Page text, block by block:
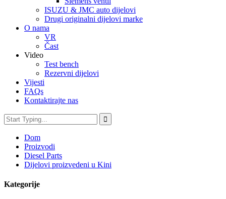
ISUZU & JMC auto dijelovi
Drugi originalni dijelovi marke
O nama
VR
Čast
Video
Test bench
Rezervni dijelovi
Vijesti
FAQs
Kontaktirajte nas
Dom
Proizvodi
Diesel Parts
Dijelovi proizvedeni u Kini
Kategorije